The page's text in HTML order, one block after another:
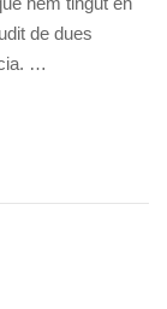
de dues
…